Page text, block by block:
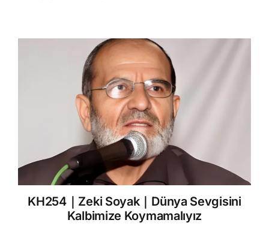
KH254｜Zeki Soyak｜Dünya Sevgisini
Kalbimize Koymamalıyız